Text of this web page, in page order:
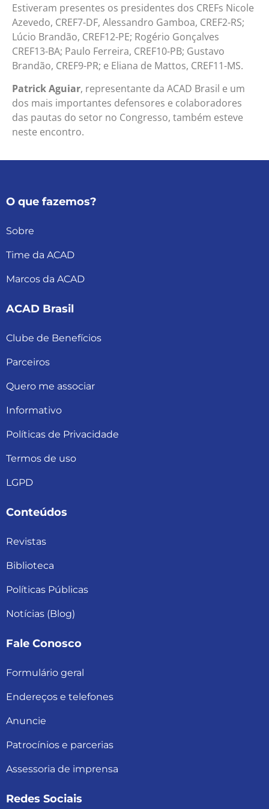
Estiveram presentes os presidentes dos CREFs Nicole
Azevedo, CREF7-DF, Alessandro Gamboa, CREF2-RS;
Lúcio Brandão, CREF12-PE; Rogério Gonçalves
CREF13-BA; Paulo Ferreira, CREF10-PB; Gustavo
Brandão, CREF9-PR; e Eliana de Mattos, CREF11-MS.
Patrick Aguiar, representante da ACAD Brasil e um
dos mais importantes defensores e colaboradores
das pautas do setor no Congresso, também esteve
neste encontro.
O que fazemos?
Sobre
Time da ACAD
Marcos da ACAD
ACAD Brasil
Clube de Benefícios
Parceiros
Quero me associar
Informativo
Políticas de Privacidade
Termos de uso
LGPD
Conteúdos
Revistas
Biblioteca
Políticas Públicas
Notícias (Blog)
Fale Conosco
Formulário geral
Endereços e telefones
Anuncie
Patrocínios e parcerias
Assessoria de imprensa
Redes Sociais